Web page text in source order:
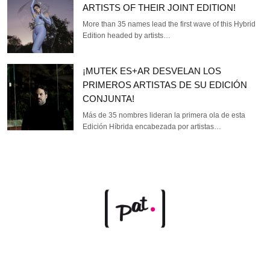
ARTISTS OF THEIR JOINT EDITION!
More than 35 names lead the first wave of this Hybrid
Edition headed by artists…
¡MUTEK ES+AR DESVELAN LOS
PRIMEROS ARTISTAS DE SU EDICIÓN
CONJUNTA!
Más de 35 nombres lideran la primera ola de esta
Edición Híbrida encabezada por artistas…